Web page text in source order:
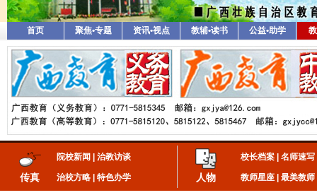
首页 聚焦•专题 资讯•视点 教辅•读书 公益•助学
传真
院校新闻 治教访谈
治校方略 特色办学 人物
校长档案 名师速写
教师星座 最美教师